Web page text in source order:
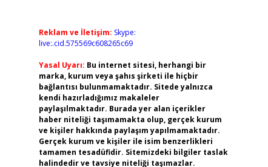
Reklam ve İletişim: Skype:
live:.cid.575569c608265c69
Yasal Uyarı: Bu internet sitesi, herhangi bir
marka, kurum veya şahıs şirketi ile hiçbir
bağlantısı bulunmamaktadır. Sitede yalnızca
kendi hazırladığımız makaleler
paylaşılmaktadır. Burada yer alan içerikler
haber niteliği taşımamakta olup, gerçek kurum
ve kişiler hakkında paylaşım yapılmamaktadır.
Gerçek kurum ve kişiler ile isim benzerlikleri
tamamen tesadüfidir. Sitemizdeki bilgiler taslak
halindedir ve tavsiye niteliği taşımazlar.